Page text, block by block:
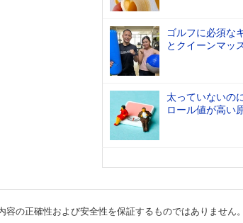
ゴルフに必須な
とクイーンマッ
太っていないの
ロール値が高い
の正確性および安全性を保証するものではありません